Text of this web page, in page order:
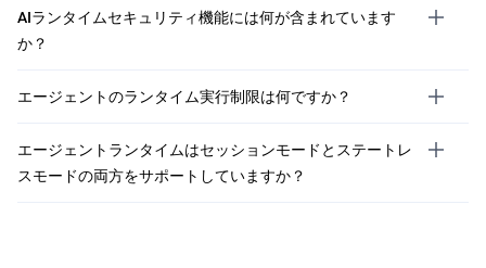
AIランタイムセキュリティ機能には何が含まれています
か？
エージェントのランタイム実行制限は何ですか？
エージェントランタイムはセッションモードとステートレ
スモードの両方をサポートしていますか？